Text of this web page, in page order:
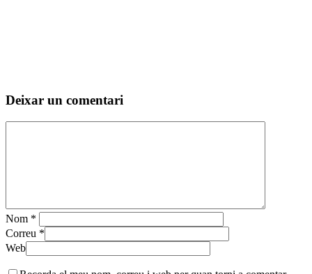
Deixar un comentari
Nom *
Correu *
Web